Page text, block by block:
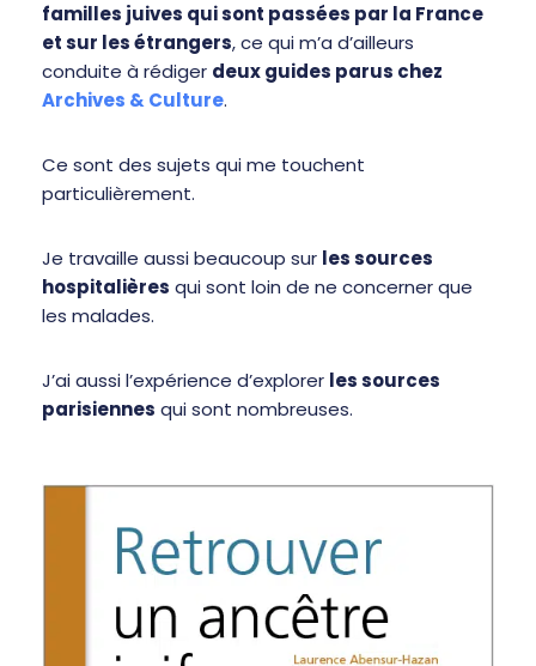
familles juives qui sont passées par la France
et sur les étrangers, ce qui m’a d’ailleurs
conduite à rédiger deux guides parus chez
Archives & Culture.
Ce sont des sujets qui me touchent
particulièrement.
Je travaille aussi beaucoup sur les sources
hospitalières qui sont loin de ne concerner que
les malades.
J’ai aussi l’expérience d’explorer les sources
parisiennes qui sont nombreuses.